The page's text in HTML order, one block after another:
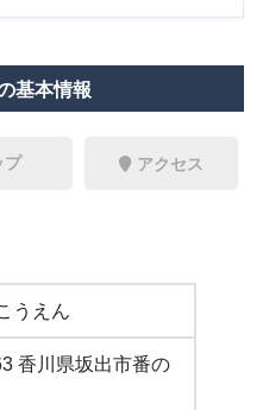
基本情報
プ アクセス
うえん
香川県坂出市番の